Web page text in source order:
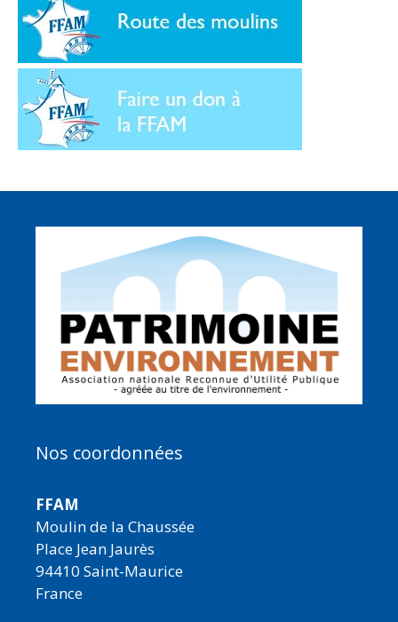
Nos coordonnées
FFAM
Moulin de la Chaussée
Place Jean Jaurès
94410 Saint-Maurice
France